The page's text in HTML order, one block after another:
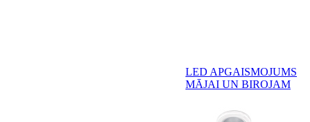
LED APGAISMOJUMS
MĀJAI UN BIROJAM